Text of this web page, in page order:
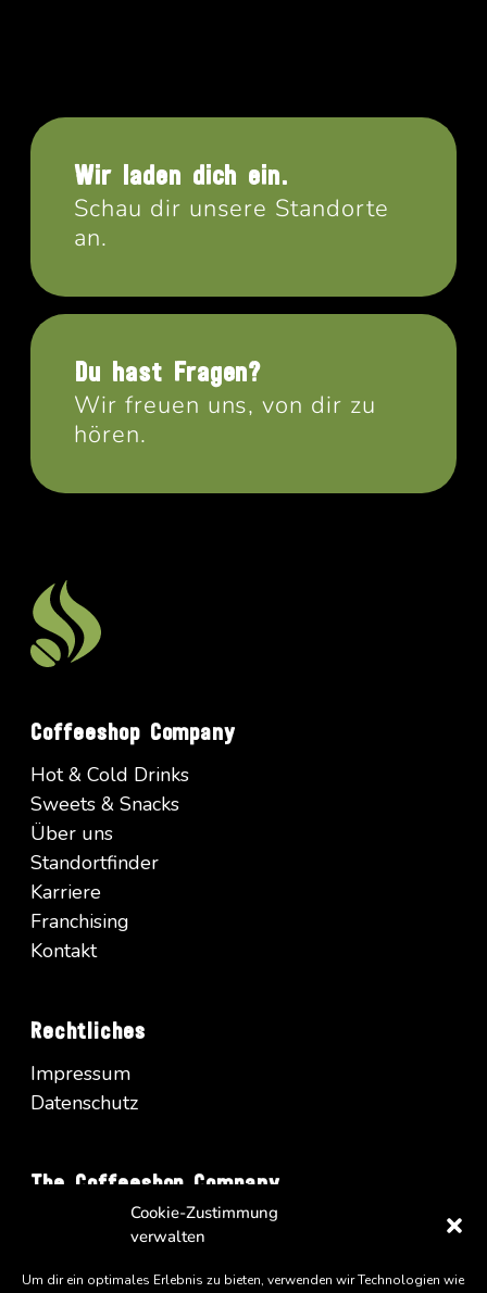
Cookie-Zustimmung
verwalten
Um dir ein optimales Erlebnis zu bieten, verwenden wir Technologien wie
Wir laden dich ein.
Schau dir unsere Standorte
an.
Du hast Fragen?
Wir freuen uns, von dir zu
hören.
Coffeeshop Company
Hot & Cold Drinks
Sweets & Snacks
Über uns
Standortfinder
Karriere
Franchising
Kontakt
Rechtliches
Impressum
Datenschutz
The Coffeeshop Company
Vienna Business Park - Turm A/34
A-1100 Wien